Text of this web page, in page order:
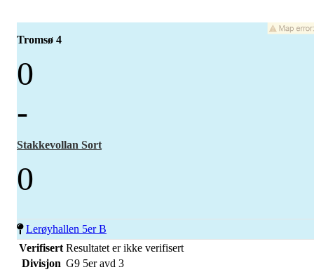
Tromsø 4
0
-
Stakkevollan Sort
0
Lerøyhallen 5er B
Verifisert Resultatet er ikke verifisert
Divisjon G9 5er avd 3